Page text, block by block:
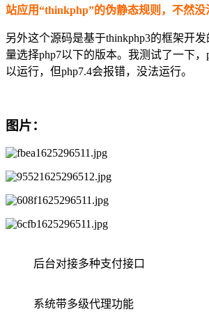
站应用“thinkphp”的伪静态规则，不然没
另外这个源码是基于thinkphp3的框架开
量选择php7以下的版本。我测试了一下，
以运行，但php7.4会报错，没法运行。
图片：
后台对接多种支付接口
系统带多级代理功能